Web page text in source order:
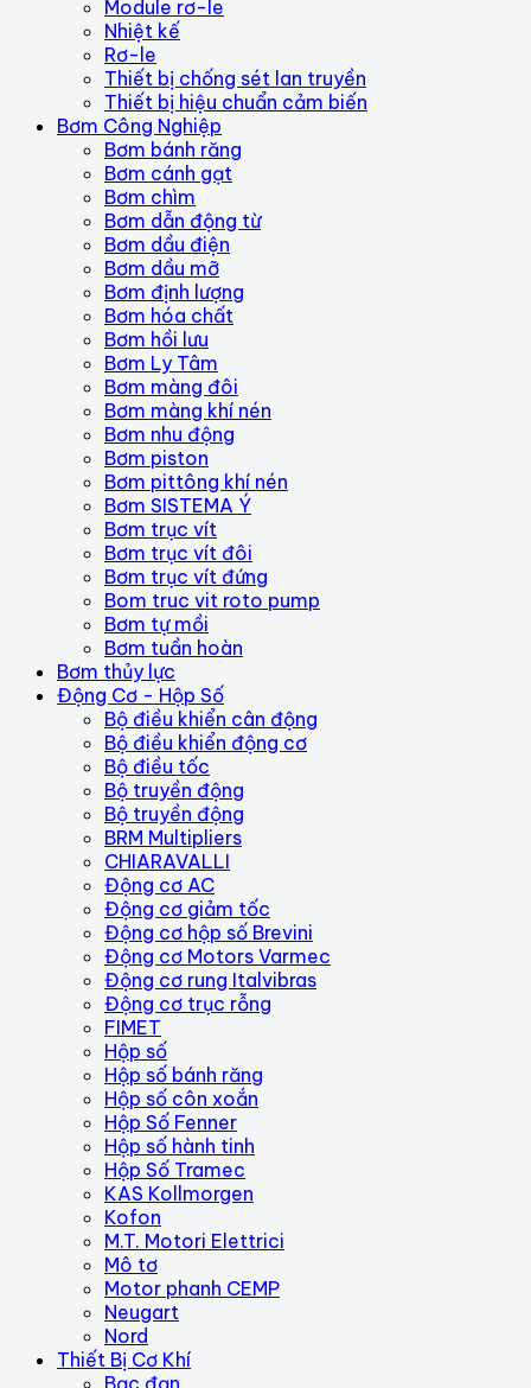
Module rơ-le
Nhiệt kế
Rơ-le
Thiết bị chống sét lan truyền
Thiết bị hiệu chuẩn cảm biến
Bơm Công Nghiệp
Bơm bánh răng
Bơm cánh gạt
Bơm chìm
Bơm dẫn động từ
Bơm dầu điện
Bơm dầu mỡ
Bơm định lượng
Bơm hóa chất
Bơm hồi lưu
Bơm Ly Tâm
Bơm màng đôi
Bơm màng khí nén
Bơm nhu động
Bơm piston
Bơm pittông khí nén
Bơm SISTEMA Ý
Bơm trục vít
Bơm trục vít đôi
Bơm trục vít đứng
Bom truc vit roto pump
Bơm tự mồi
Bơm tuần hoàn
Bơm thủy lực
Động Cơ - Hộp Số
Bộ điều khiển cân động
Bộ điều khiển động cơ
Bộ điều tốc
Bộ truyền động
Bộ truyền động
BRM Multipliers
CHIARAVALLI
Động cơ AC
Động cơ giảm tốc
Động cơ hộp số Brevini
Động cơ Motors Varmec
Động cơ rung Italvibras
Động cơ trục rỗng
FIMET
Hộp số
Hộp số bánh răng
Hộp số côn xoắn
Hộp Số Fenner
Hộp số hành tinh
Hộp Số Tramec
KAS Kollmorgen
Kofon
M.T. Motori Elettrici
Mô tơ
Motor phanh CEMP
Neugart
Nord
Thiết Bị Cơ Khí
Bạc đạn